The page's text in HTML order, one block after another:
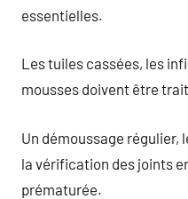
essentielles.
Les tuiles cassées, les
mousses doivent être
Un démoussage
la vérification des joints
prématurée.